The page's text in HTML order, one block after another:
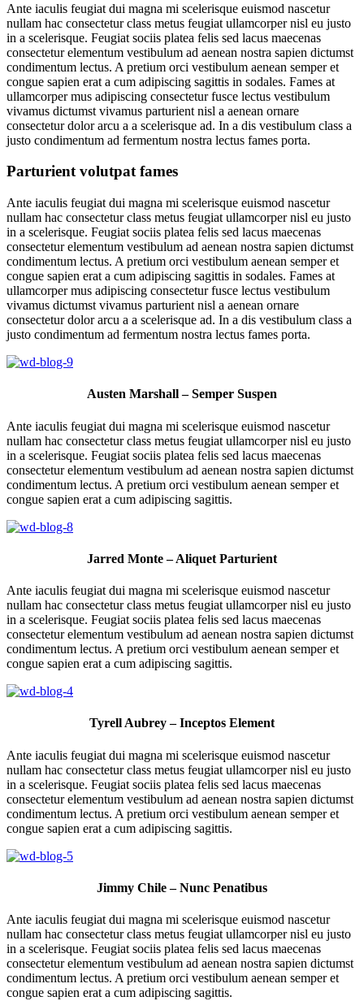
Ante iaculis feugiat dui magna mi scelerisque euismod nascetur
nullam hac consectetur class metus feugiat ullamcorper nisl eu justo
in a scelerisque. Feugiat sociis platea felis sed lacus maecenas
consectetur elementum vestibulum ad aenean nostra sapien dictumst
condimentum lectus. A pretium orci vestibulum aenean semper et
congue sapien erat a cum adipiscing sagittis in sodales. Fames at
ullamcorper mus adipiscing consectetur fusce lectus vestibulum
vivamus dictumst vivamus parturient nisl a aenean ornare
consectetur dolor arcu a a scelerisque ad. In a dis vestibulum class a
justo condimentum ad fermentum nostra lectus fames porta.
Parturient volutpat fames
Ante iaculis feugiat dui magna mi scelerisque euismod nascetur
nullam hac consectetur class metus feugiat ullamcorper nisl eu justo
in a scelerisque. Feugiat sociis platea felis sed lacus maecenas
consectetur elementum vestibulum ad aenean nostra sapien dictumst
condimentum lectus. A pretium orci vestibulum aenean semper et
congue sapien erat a cum adipiscing sagittis in sodales. Fames at
ullamcorper mus adipiscing consectetur fusce lectus vestibulum
vivamus dictumst vivamus parturient nisl a aenean ornare
consectetur dolor arcu a a scelerisque ad. In a dis vestibulum class a
justo condimentum ad fermentum nostra lectus fames porta.
Austen Marshall – Semper Suspen
Ante iaculis feugiat dui magna mi scelerisque euismod nascetur
nullam hac consectetur class metus feugiat ullamcorper nisl eu justo
in a scelerisque. Feugiat sociis platea felis sed lacus maecenas
consectetur elementum vestibulum ad aenean nostra sapien dictumst
condimentum lectus. A pretium orci vestibulum aenean semper et
congue sapien erat a cum adipiscing sagittis.
Jarred Monte – Aliquet Parturient
Ante iaculis feugiat dui magna mi scelerisque euismod nascetur
nullam hac consectetur class metus feugiat ullamcorper nisl eu justo
in a scelerisque. Feugiat sociis platea felis sed lacus maecenas
consectetur elementum vestibulum ad aenean nostra sapien dictumst
condimentum lectus. A pretium orci vestibulum aenean semper et
congue sapien erat a cum adipiscing sagittis.
Tyrell Aubrey – Inceptos Element
Ante iaculis feugiat dui magna mi scelerisque euismod nascetur
nullam hac consectetur class metus feugiat ullamcorper nisl eu justo
in a scelerisque. Feugiat sociis platea felis sed lacus maecenas
consectetur elementum vestibulum ad aenean nostra sapien dictumst
condimentum lectus. A pretium orci vestibulum aenean semper et
congue sapien erat a cum adipiscing sagittis.
Jimmy Chile – Nunc Penatibus
Ante iaculis feugiat dui magna mi scelerisque euismod nascetur
nullam hac consectetur class metus feugiat ullamcorper nisl eu justo
in a scelerisque. Feugiat sociis platea felis sed lacus maecenas
consectetur elementum vestibulum ad aenean nostra sapien dictumst
condimentum lectus. A pretium orci vestibulum aenean semper et
congue sapien erat a cum adipiscing sagittis.